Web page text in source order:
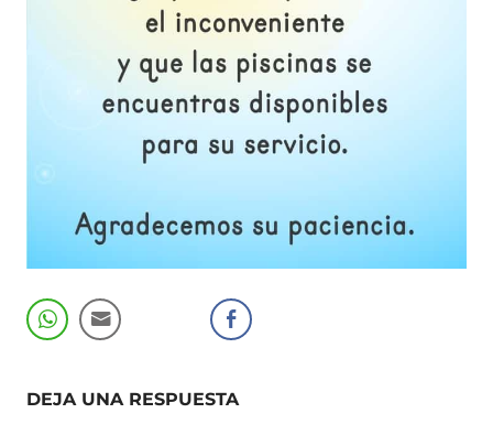
DEJA UNA RESPUESTA